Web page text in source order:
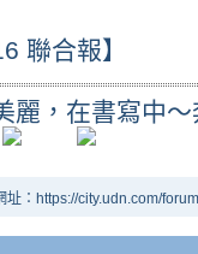
聯合報】
麗，在書寫中
址：https://city.udn.com/